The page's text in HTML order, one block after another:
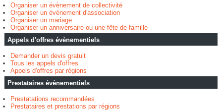
Organiser un évènement de collectivité
Organiser un évènement d'association
Organiser un mariage
Organiser un anniversaire ou une fête de famille
Appels d'offres évènementiels
Demander un devis gratuit
Tous les appels d'offres
Appels d'offres par régions
Prestataires évènementiels
Prestatations recommandées
Prestataires et prestations par régions